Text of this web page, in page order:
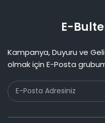
E-
Kampanya, Duyuru ve
olmak için E-Posta